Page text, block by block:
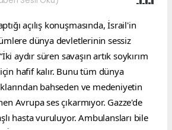
açılış konuşmasında, İsrail'in
dünya devletlerinin sessiz
aydır süren savaşın artık soykırım
hafif kalır. Bunu tüm dünya
bahseden ve medeniyetin
Avrupa ses çıkarmıyor. Gazze'de
hasta vuruluyor. Ambulansları bile